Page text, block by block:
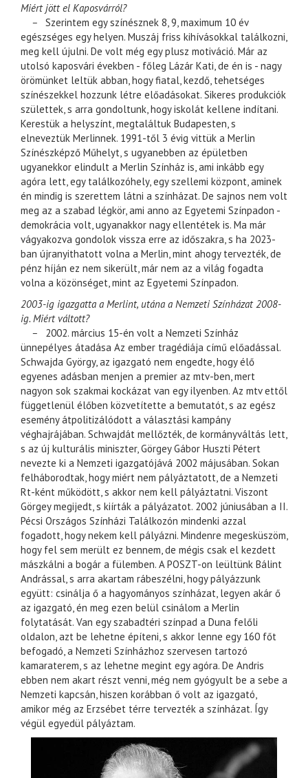
Miért jött el Kaposvárról?
– Szerintem egy színésznek 8, 9, maximum 10 év
egészséges egy helyen. Muszáj friss kihívásokkal találkozni,
meg kell újulni. De volt még egy plusz motiváció. Már az
utolsó kaposvári években - főleg Lázár Kati, de én is - nagy
örömünket leltük abban, hogy fiatal, kezdő, tehetséges
színészekkel hozzunk létre előadásokat. Sikeres produkciók
születtek, s arra gondoltunk, hogy iskolát kellene indítani.
Kerestük a helyszínt, megtaláltuk Budapesten, s
elneveztük Merlinnek. 1991-től 3 évig vittük a Merlin
Színészképző Műhelyt, s ugyanebben az épületben
ugyanekkor elindult a Merlin Színház is, ami inkább egy
agóra lett, egy találkozóhely, egy szellemi központ, aminek
én mindig is szerettem látni a színházat. De sajnos nem volt
meg az a szabad légkör, ami anno az Egyetemi Színpadon -
demokrácia volt, ugyanakkor nagy ellentétek is. Ma már
vágyakozva gondolok vissza erre az időszakra, s ha 2023-
ban újranyithatott volna a Merlin, mint ahogy tervezték, de
pénz híján ez nem sikerült, már nem az a világ fogadta
volna a közönséget, mint az Egyetemi Színpadon.
2003-ig igazgatta a Merlint, utána a Nemzeti Színházat 2008-
ig. Miért váltott?
– 2002. március 15-én volt a Nemzeti Színház
ünnepélyes átadása Az ember tragédiája című előadással.
Schwajda György, az igazgató nem engedte, hogy élő
egyenes adásban menjen a premier az mtv-ben, mert
nagyon sok szakmai kockázat van egy ilyenben. Az mtv ettől
függetlenül élőben közvetítette a bemutatót, s az egész
esemény átpolitizálódott a választási kampány
véghajrájában. Schwajdát mellőzték, de kormányváltás lett,
s az új kulturális miniszter, Görgey Gábor Huszti Pétert
nevezte ki a Nemzeti igazgatójává 2002 májusában. Sokan
felháborodtak, hogy miért nem pályáztatott, de a Nemzeti
Rt-ként működött, s akkor nem kell pályáztatni. Viszont
Görgey megijedt, s kiírták a pályázatot. 2002 júniusában a II.
Pécsi Országos Színházi Találkozón mindenki azzal
fogadott, hogy nekem kell pályázni. Mindenre megesküszöm,
hogy fel sem merült ez bennem, de mégis csak el kezdett
mászkálni a bogár a fülemben. A POSZT-on leültünk Bálint
Andrással, s arra akartam rábeszélni, hogy pályázzunk
együtt: csinálja ő a hagyományos színházat, legyen akár ő
az igazgató, én meg ezen belül csinálom a Merlin
folytatását. Van egy szabadtéri színpad a Duna felőli
oldalon, azt be lehetne építeni, s akkor lenne egy 160 főt
befogadó, a Nemzeti Színházhoz szervesen tartozó
kamaraterem, s az lehetne megint egy agóra. De Andris
ebben nem akart részt venni, még nem gyógyult be a sebe a
Nemzeti kapcsán, hiszen korábban ő volt az igazgató,
amikor még az Erzsébet térre tervezték a színházat. Így
végül egyedül pályáztam.